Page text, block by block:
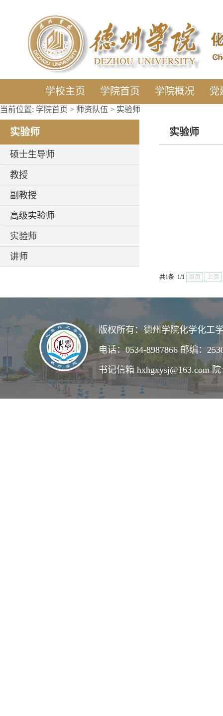
学校主页 学院首页 学院概况 党
当前位置: 学院首页 > 师资队伍 > 实验师
实验师
硕士生导师
教授
副教授
高级实验师
实验师
讲师
实验师
共1条 1/1 首页 上页
版权所有：德州学院化学化工
电话：0534-8987866 邮编：
书记信箱 hxhgxysj@163.com